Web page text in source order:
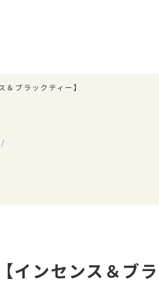
＆ブラックティー】
インセンス＆ブラ